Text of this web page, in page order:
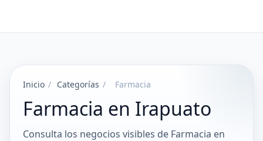
Inicio / Categorías / Farmacia
Farmacia en Irapuato
Consulta los negocios visibles de Farmacia en